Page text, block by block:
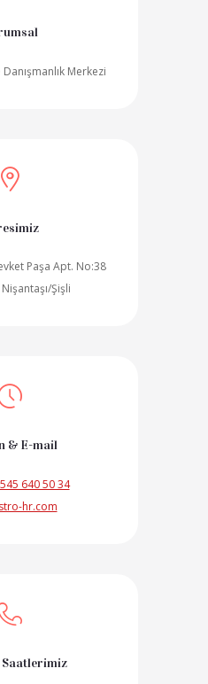
Merkezi
Paşa Apt. No:38
Şişli
& E-mail
640 50 34
hr.com
Saatlerimiz